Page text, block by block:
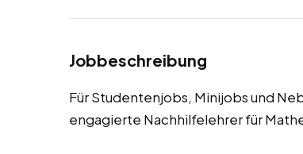
Jobbeschreibung
Für Studentenjobs, Minijobs und
engagierte Nachhilfelehrer für